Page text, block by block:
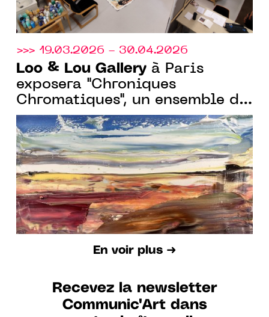
>>> 19.03.2026 - 30.04.2026
Loo & Lou Gallery à Paris
exposera "Chroniques
Chromatiques", un ensemble de
peintures à l’huile et à l’encre
de Johan Van Mullem
En voir plus ➜
Recevez la newsletter
Communic'Art dans